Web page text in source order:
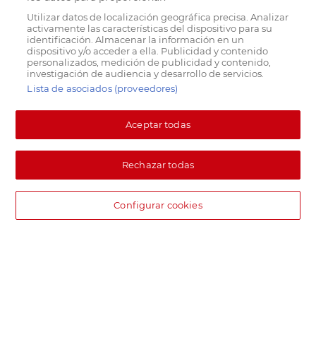
Utilizar datos de localización geográfica precisa. Analizar
activamente las características del dispositivo para su
identificación. Almacenar la información en un
dispositivo y/o acceder a ella. Publicidad y contenido
personalizados, medición de publicidad y contenido,
investigación de audiencia y desarrollo de servicios.
Lista de asociados (proveedores)
Aceptar todas
Rechazar todas
Configurar cookies